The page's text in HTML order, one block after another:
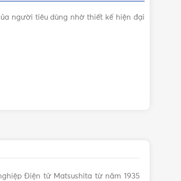
người tiêu dùng nhờ thiết kế hiện đại
Điện tử Matsushita từ năm 1935